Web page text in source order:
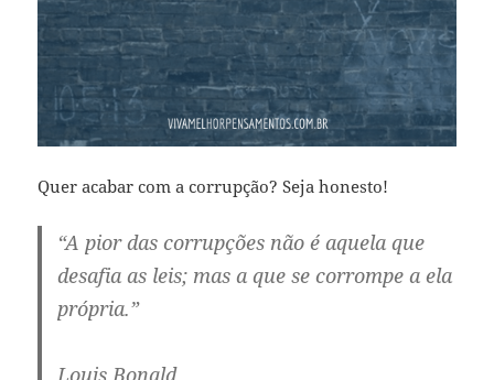
Quer acabar com a corrupção? Seja honesto!
“A pior das corrupções não é aquela que
desafia as leis; mas a que se corrompe a ela
própria.”